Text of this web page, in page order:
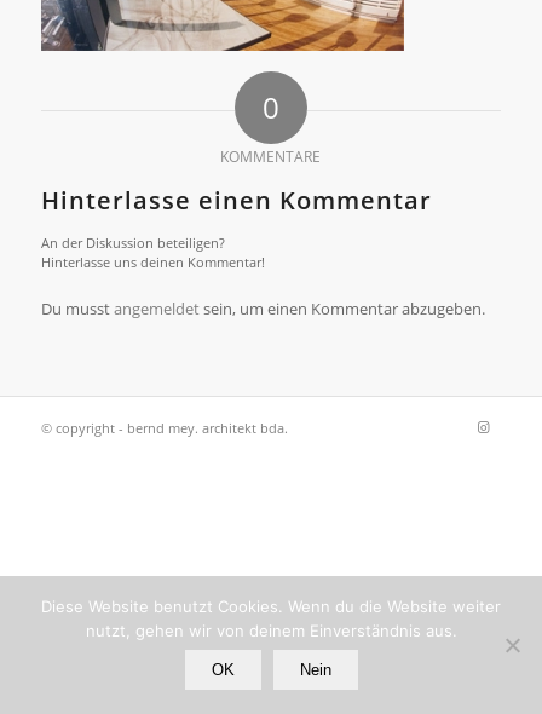
0
KOMMENTARE
Hinterlasse einen Kommentar
An der Diskussion beteiligen?
Hinterlasse uns deinen Kommentar!
Du musstangemeldetsein, um einen Kommentar abzugeben.
© copyright - bernd mey. architekt bda.
Diese Website benutzt Cookies. Wenn du die Website weiter
nutzt, gehen wir von deinem Einverständnis aus.
OK Nein